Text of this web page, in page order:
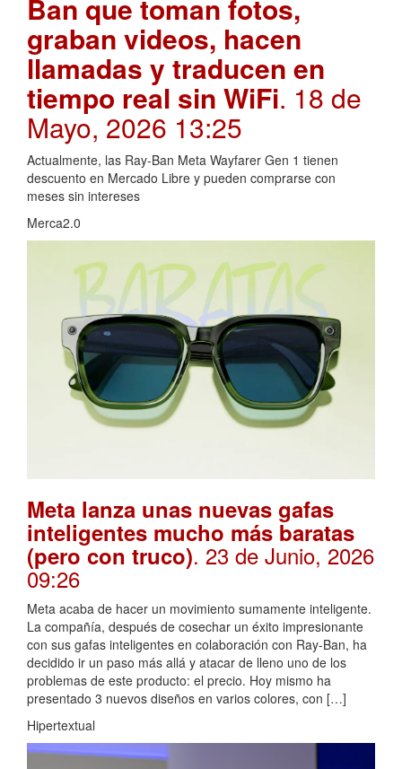
Ban que toman fotos,
graban videos, hacen
llamadas y traducen en
tiempo real sin WiFi. 18 de
Mayo, 2026 13:25
Actualmente, las Ray-Ban Meta Wayfarer Gen 1 tienen
descuento en Mercado Libre y pueden comprarse con
meses sin intereses
Merca2.0
Meta lanza unas nuevas gafas
inteligentes mucho más baratas
(pero con truco). 23 de Junio, 2026
09:26
Meta acaba de hacer un movimiento sumamente inteligente.
La compañía, después de cosechar un éxito impresionante
con sus gafas inteligentes en colaboración con Ray-Ban, ha
decidido ir un paso más allá y atacar de lleno uno de los
problemas de este producto: el precio. Hoy mismo ha
presentado 3 nuevos diseños en varios colores, con […]
Hipertextual